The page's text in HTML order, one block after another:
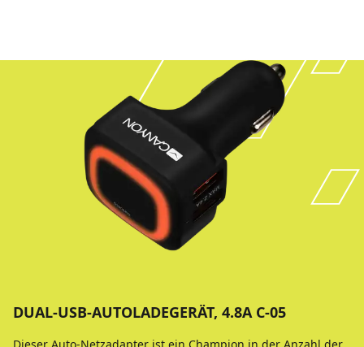
DUAL-USB-AUTOLADEGERÄT, 4.8A C-05